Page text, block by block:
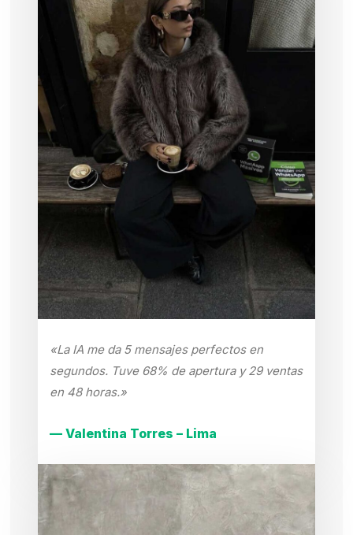
«La IA me da 5 mensajes perfectos en
segundos. Tuve 68% de apertura y 29 ventas
en 48 horas.»
— Valentina Torres – Lima